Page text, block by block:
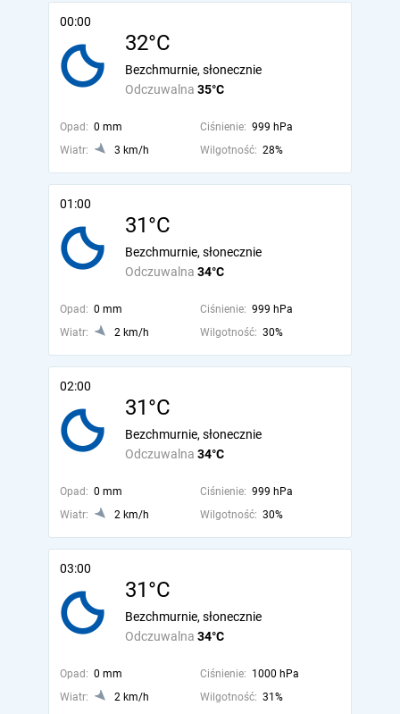
00:00
32°C
Odczuwalna 35°C
Bezchmurnie, słonecznie
Opad: 0 mm Ciśnienie: 999 hPa
Wiatr:
3 km/h Wilgotność: 28%
01:00
31°C
Odczuwalna 34°C
Bezchmurnie, słonecznie
Opad: 0 mm Ciśnienie: 999 hPa
Wiatr:
2 km/h Wilgotność: 30%
02:00
31°C
Odczuwalna 34°C
Bezchmurnie, słonecznie
Opad: 0 mm Ciśnienie: 999 hPa
Wiatr:
2 km/h Wilgotność: 30%
03:00
31°C
Odczuwalna 34°C
Bezchmurnie, słonecznie
Opad: 0 mm Ciśnienie: 1000 hPa
Wiatr:
2 km/h Wilgotność: 31%